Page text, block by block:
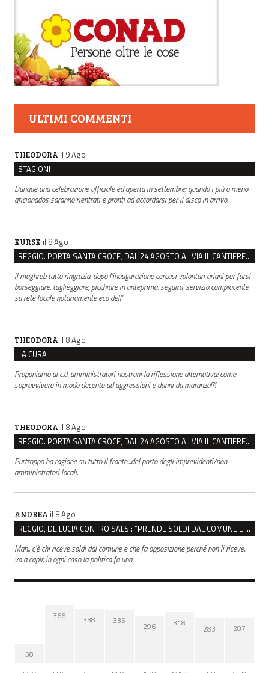
ULTIMI COMMENTI
THEODORA il 9 Ago
STAGIONI
Dunque una celebrazione ufficiale ed aperta in settembre: quando i più o meno
aficionados saranno rientrati e pronti ad accordarsi per il disco in arrivo.
KURSK il 8 Ago
REGGIO. PORTA SANTA CROCE, DAL 24 AGOSTO AL VIA IL CANTIERE PER IL NUOVO COLLETTORE FOGNARIO
il maghreb tutto ringrazia. dopo l’inaugurazione cercasi volontari ariani per farsi
borseggiare, taglieggiare, picchiare in anteprima. seguira’ servizio compiacente
su rete locale notariamente eco dell’
THEODORA il 8 Ago
LA CURA
Proponiamo ai c.d. amministratori nostrani la riflessione alternativa: come
sopravvivere in modo decente ad aggressioni e danni da maranza!?!
THEODORA il 8 Ago
REGGIO. PORTA SANTA CROCE, DAL 24 AGOSTO AL VIA IL CANTIERE PER IL NUOVO COLLETTORE FOGNARIO
Purtroppo ha ragione su tutto il fronte...del porto degli imprevidenti/non
amministratori locali.
ANDREA il 8 Ago
REGGIO, DE LUCIA CONTRO SALSI: “PRENDE SOLDI DAL COMUNE E DIFFONDE FAKE NEWS”
Mah.. c’è chi riceve soldi dal comune e che fa opposizione perché non li riceve..
va a capir, in ogni caso la politica fa una
58
366 338 335
296 318 283 287